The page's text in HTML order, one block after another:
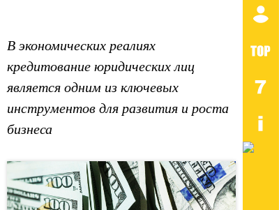
В экономических реалиях
кредитование юридических лиц
является одним из ключевых
инструментов для развития и роста
бизнеса